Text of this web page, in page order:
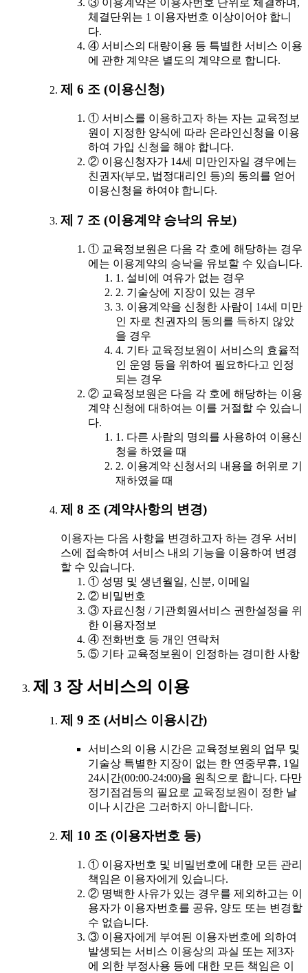
체결단위는 1 이용자번호 이상이어야 합니
다.
④ 서비스의 대량이용 등 특별한 서비스 이용
에 관한 계약은 별도의 계약으로 합니다.
제 6 조 (이용신청)
① 서비스를 이용하고자 하는 자는 교육정보
원이 지정한 양식에 따라 온라인신청을 이용
하여 가입 신청을 해야 합니다.
② 이용신청자가 14세 미만인자일 경우에는
친권자(부모, 법정대리인 등)의 동의를 얻어
이용신청을 하여야 합니다.
제 7 조 (이용계약 승낙의 유보)
① 교육정보원은 다음 각 호에 해당하는 경우
에는 이용계약의 승낙을 유보할 수 있습니다.
1. 설비에 여유가 없는 경우
2. 기술상에 지장이 있는 경우
3. 이용계약을 신청한 사람이 14세 미만
인 자로 친권자의 동의를 득하지 않았
을 경우
4. 기타 교육정보원이 서비스의 효율적
인 운영 등을 위하여 필요하다고 인정
되는 경우
② 교육정보원은 다음 각 호에 해당하는 이용
계약 신청에 대하여는 이를 거절할 수 있습니
다.
1. 다른 사람의 명의를 사용하여 이용신
청을 하였을 때
2. 이용계약 신청서의 내용을 허위로 기
재하였을 때
제 8 조 (계약사항의 변경)
이용자는 다음 사항을 변경하고자 하는 경우 서비
스에 접속하여 서비스 내의 기능을 이용하여 변경
할 수 있습니다.
① 성명 및 생년월일, 신분, 이메일
② 비밀번호
③ 자료신청 / 기관회원서비스 권한설정을 위
한 이용자정보
④ 전화번호 등 개인 연락처
⑤ 기타 교육정보원이 인정하는 경미한 사항
제 3 장 서비스의 이용
제 9 조 (서비스 이용시간)
서비스의 이용 시간은 교육정보원의 업무 및
기술상 특별한 지장이 없는 한 연중무휴, 1일
24시간(00:00-24:00)을 원칙으로 합니다. 다만
정기점검등의 필요로 교육정보원이 정한 날
이나 시간은 그러하지 아니합니다.
제 10 조 (이용자번호 등)
① 이용자번호 및 비밀번호에 대한 모든 관리
책임은 이용자에게 있습니다.
② 명백한 사유가 있는 경우를 제외하고는 이
용자가 이용자번호를 공유, 양도 또는 변경할
수 없습니다.
③ 이용자에게 부여된 이용자번호에 의하여
발생되는 서비스 이용상의 과실 또는 제3자
에 의한 부정사용 등에 대한 모든 책임은 이